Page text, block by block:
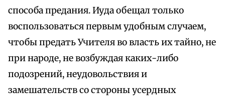
способа предания. Иуда обещал только
воспользоваться первым удобным случаем,
чтобы предать Учителя во власть их тайно, не
при народе, не возбуждая каких-либо
подозрений, неудовольствия и
замешательств со стороны усердных